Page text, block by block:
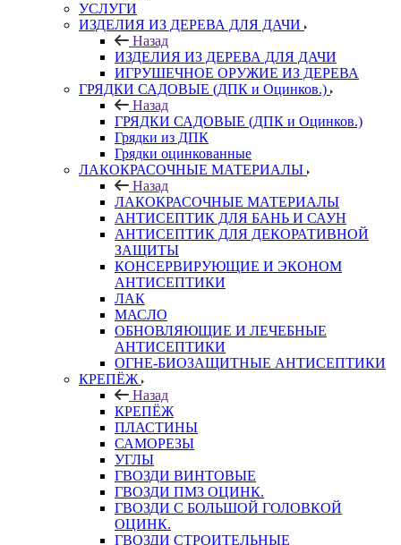
УСЛУГИ
ИЗДЕЛИЯ ИЗ ДЕРЕВА ДЛЯ ДАЧИ
Назад
ИЗДЕЛИЯ ИЗ ДЕРЕВА ДЛЯ ДАЧИ
ИГРУШЕЧНОЕ ОРУЖИЕ ИЗ ДЕРЕВА
ГРЯДКИ САДОВЫЕ (ДПК и Оцинков.)
Назад
ГРЯДКИ САДОВЫЕ (ДПК и Оцинков.)
Грядки из ДПК
Грядки оцинкованные
ЛАКОКРАСОЧНЫЕ МАТЕРИАЛЫ
Назад
ЛАКОКРАСОЧНЫЕ МАТЕРИАЛЫ
АНТИСЕПТИК ДЛЯ БАНЬ И САУН
АНТИСЕПТИК ДЛЯ ДЕКОРАТИВНОЙ
ЗАЩИТЫ
КОНСЕРВИРУЮЩИЕ И ЭКОНОМ
АНТИСЕПТИКИ
ЛАК
МАСЛО
ОБНОВЛЯЮЩИЕ И ЛЕЧЕБНЫЕ
АНТИСЕПТИКИ
ОГНЕ-БИОЗАЩИТНЫЕ АНТИСЕПТИКИ
КРЕПЁЖ
Назад
КРЕПЁЖ
ПЛАСТИНЫ
САМОРЕЗЫ
УГЛЫ
ГВОЗДИ ВИНТОВЫЕ
ГВОЗДИ ПМЗ ОЦИНК.
ГВОЗДИ С БОЛЬШОЙ ГОЛОВКОЙ
ОЦИНК.
ГВОЗДИ СТРОИТЕЛЬНЫЕ